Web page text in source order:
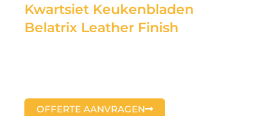
Kwartsiet Keukenbladen
Belatrix Leather Finish
OFFERTE AANVRAGEN